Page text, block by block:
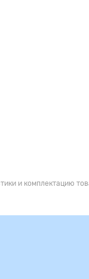
и комплектацию